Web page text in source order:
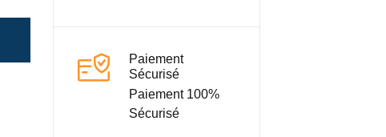
Paiement
Sécurisé
Paiement 100%
Sécurisé